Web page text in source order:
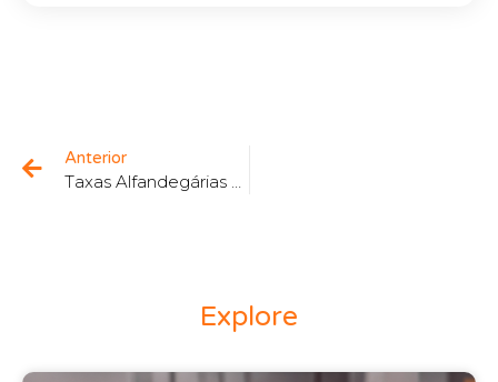
Anterior
Taxas Alfandegárias para Encomendas abaixo de 150€: o impacto para o seu negócio e como se antecipar
Explore